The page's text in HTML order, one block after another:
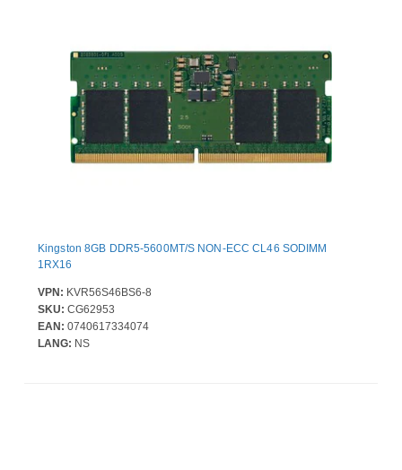
Kingston 8GB DDR5-5600MT/S NON-ECC CL46 SODIMM
1RX16
VPN: KVR56S46BS6-8
SKU: CG62953
EAN: 0740617334074
LANG: NS